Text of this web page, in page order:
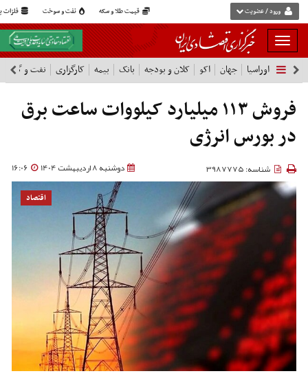
قیمت طلا و سکه نفت و سوخت فلزات ورود / عضویت
بار
و
بسته
نمودن
فهرست
اوراسیا جهان اکو کلان و بودجه بانک بیمه کارگزاری نفت و گاز
فروش ۱۱۳ میلیارد کیلووات ساعت برق
در بورس انرژی
دوشنبه 8 اردیبهشت 1404 16:06 شناسه: 3987775
اقتصاد